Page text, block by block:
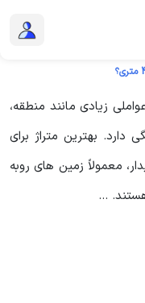
زیادی مانند منطقه،
بهترین متراژ برای
معمولاً زمین های روبه